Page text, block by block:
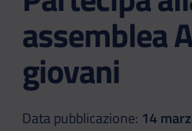
assemblea
giovani
Data pubblicazione: 14